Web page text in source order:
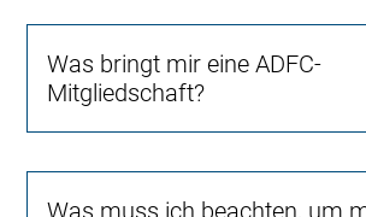
Was bringt mir eine ADFC-
Mitgliedschaft?
Was muss ich beachten, um